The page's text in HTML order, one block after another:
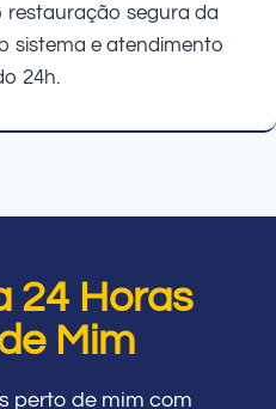
segura da
sistema e atendimento
24h.
24 Horas
Mim
perto de mim com